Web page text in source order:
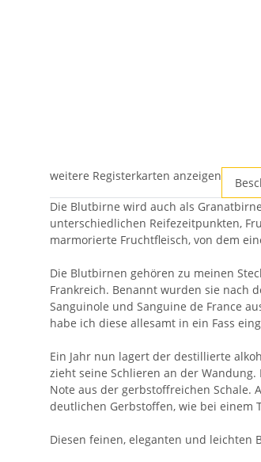
weitere Registerkarten anzeigen
Die Blutbirne wird auch als
unterschiedlichen Reifezeitpunkten,
marmorierte Fruchtfleisch, von dem
Die Blutbirnen gehören zu meinen
Frankreich. Benannt wurden sie nach
Sanguinole und Sanguine de France
habe ich diese allesamt in ein Fass
Ein Jahr nun lagert der destillierte
zieht seine Schlieren an der
Note aus der gerbstoffreichen Schale.
deutlichen Gerbstoffen, wie bei einem
Diesen feinen, eleganten und leichten